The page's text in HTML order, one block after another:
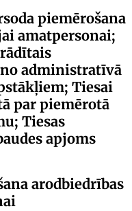
piemērošana
amatpersonai;
administratīvā
Tiesai
par piemērotā
Tiesas
apjoms
arodbiedrības